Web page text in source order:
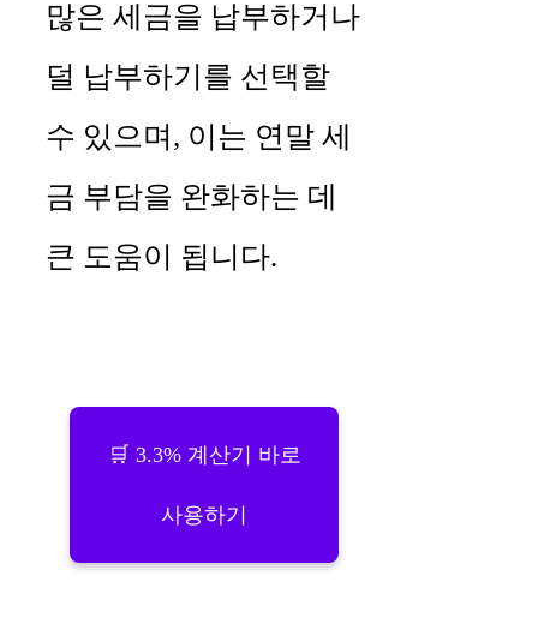
많은 세금을 납부하거나
덜 납부하기를 선택할
수 있으며, 이는 연말 세
금 부담을 완화하는 데
큰 도움이 됩니다.
🛒 3.3% 계산기 바로
사용하기